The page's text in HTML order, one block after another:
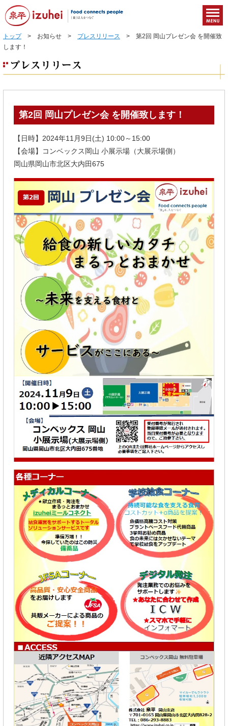
トップ> お知らせ > プレスリリース > 第2回 岡山プレゼン会 を開催致
します！
第2回 岡山プレゼン会 を開催致します！
【日時】2024年11月9日(土) 10:00～15:00
【会場】コンベックス岡山 小展示場（大展示場側）
岡山県岡山市北区大内田675